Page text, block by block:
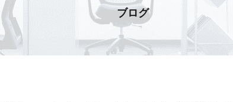
ブログ